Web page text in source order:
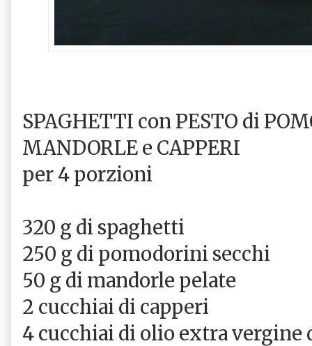
SPAGHETTI con PESTO di
MANDORLE e CAPPERI
per 4 porzioni
320 g di spaghetti
250 g di pomodorini secchi
50 g di mandorle pelate
2 cucchiai di capperi
4 cucchiai di olio extra vergine